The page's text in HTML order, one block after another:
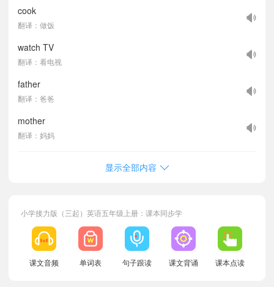
cook
翻译：做饭
watch TV
翻译：看电视
father
翻译：爸爸
mother
翻译：妈妈
显示全部内容
小学接力版（三起）英语五年级上册：课本同步学
课文音频 单词表 句子跟读 课文背诵 课本点读